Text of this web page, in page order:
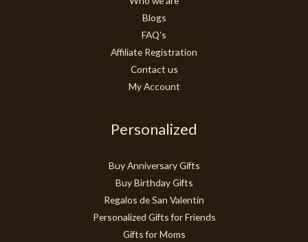
Blogs
FAQ's
Affiliate Registration
Contact us
My Account
Personalized
Buy Anniversary Gifts
Buy Birthday Gifts
Regalos de San Valentín
Personalized Gifts for Friends
Gifts for Moms